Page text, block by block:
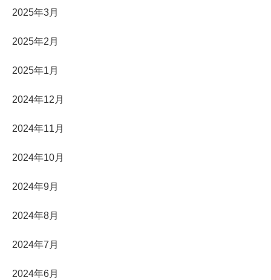
2025年3月
2025年2月
2025年1月
2024年12月
2024年11月
2024年10月
2024年9月
2024年8月
2024年7月
2024年6月